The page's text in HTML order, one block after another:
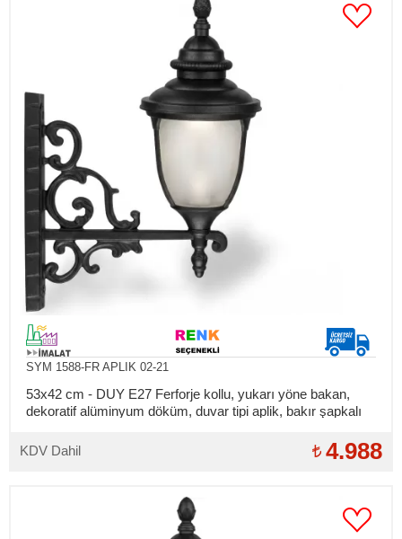
SYM 1588-FR APLIK 02-21
53x42 cm - DUY E27 Ferforje kollu, yukarı yöne bakan,
dekoratif alüminyum döküm, duvar tipi aplik, bakır şapkalı
KDV Dahil
4.988